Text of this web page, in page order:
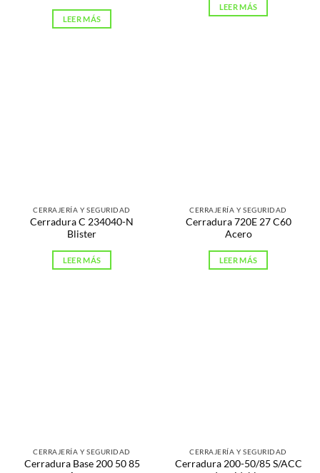
LEER MÁS
LEER MÁS
CERRAJERÍA Y SEGURIDAD
Cerradura C 234040-N
Blister
LEER MÁS
CERRAJERÍA Y SEGURIDAD
Cerradura 720E 27 C60
Acero
LEER MÁS
CERRAJERÍA Y SEGURIDAD
Cerradura Base 200 50 85
CERRAJERÍA Y SEGURIDAD
Cerradura 200-50/85 S/ACC